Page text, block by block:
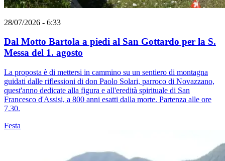
28/07/2026 - 6:33
Dal Motto Bartola a piedi al San Gottardo per la S.
Messa del 1. agosto
La proposta è di mettersi in cammino su un sentiero di montagna
guidati dalle riflessioni di don Paolo Solari, parroco di Novazzano,
quest'anno dedicate alla figura e all'eredità spirituale di San
Francesco d'Assisi, a 800 anni esatti dalla morte. Partenza alle ore
7.30.
Festa